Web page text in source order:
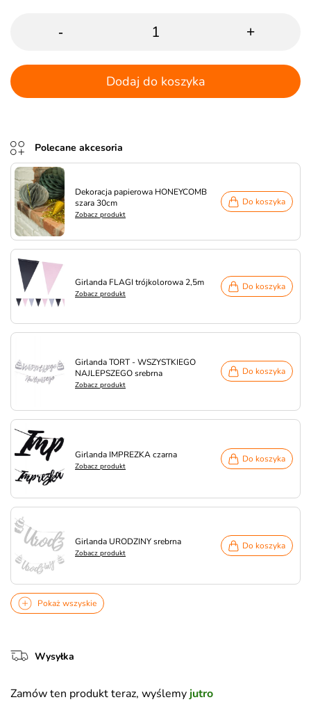
- +
Dodaj do koszyka
Polecane akcesoria
Dekoracja papierowa HONEYCOMB
szara 30cm
Zobacz produkt
Do koszyka
Girlanda FLAGI trójkolorowa 2,5m
Zobacz produkt
Do koszyka
Girlanda TORT - WSZYSTKIEGO
NAJLEPSZEGO srebrna
Zobacz produkt
Do koszyka
Girlanda IMPREZKA czarna
Zobacz produkt
Do koszyka
Girlanda URODZINY srebrna
Zobacz produkt
Do koszyka
Pokaż wszyskie
Wysyłka
Zamów ten produkt teraz, wyślemy jutro